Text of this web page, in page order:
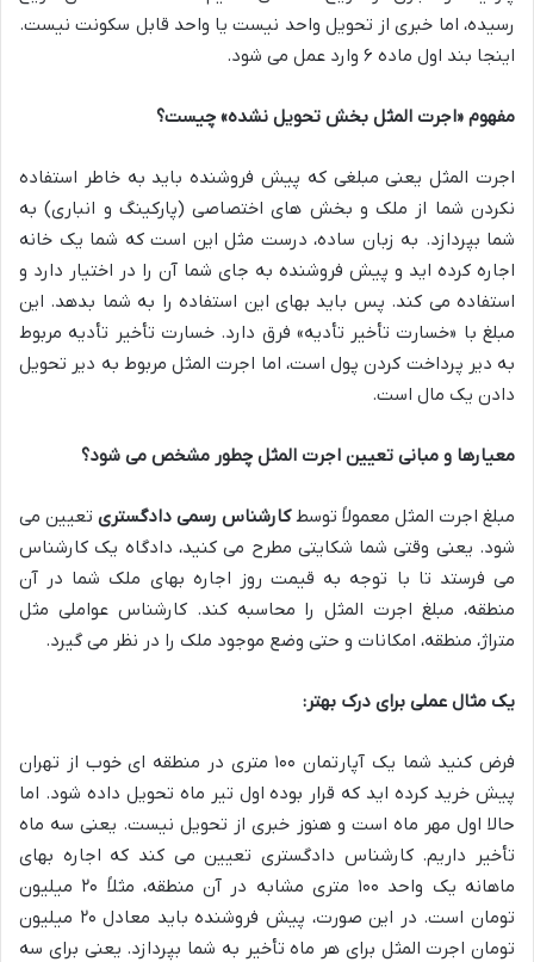
رسیده، اما خبری از تحویل واحد نیست یا واحد قابل سکونت نیست.
اینجا بند اول ماده ۶ وارد عمل می شود.
مفهوم «اجرت المثل بخش تحویل نشده» چیست؟
اجرت المثل یعنی مبلغی که پیش فروشنده باید به خاطر استفاده
نکردن شما از ملک و بخش های اختصاصی (پارکینگ و انباری) به
شما بپردازد. به زبان ساده، درست مثل این است که شما یک خانه
اجاره کرده اید و پیش فروشنده به جای شما آن را در اختیار دارد و
استفاده می کند. پس باید بهای این استفاده را به شما بدهد. این
مبلغ با «خسارت تأخیر تأدیه» فرق دارد. خسارت تأخیر تأدیه مربوط
به دیر پرداخت کردن پول است، اما اجرت المثل مربوط به دیر تحویل
دادن یک مال است.
معیارها و مبانی تعیین اجرت المثل چطور مشخص می شود؟
مبلغ اجرت المثل معمولاً توسطکارشناس رسمی دادگستری تعیین می
شود. یعنی وقتی شما شکایتی مطرح می کنید، دادگاه یک کارشناس
می فرستد تا با توجه به قیمت روز اجاره بهای ملک شما در آن
منطقه، مبلغ اجرت المثل را محاسبه کند. کارشناس عواملی مثل
متراژ، منطقه، امکانات و حتی وضع موجود ملک را در نظر می گیرد.
یک مثال عملی برای درک بهتر:
فرض کنید شما یک آپارتمان ۱۰۰ متری در منطقه ای خوب از تهران
پیش خرید کرده اید که قرار بوده اول تیر ماه تحویل داده شود. اما
حالا اول مهر ماه است و هنوز خبری از تحویل نیست. یعنی سه ماه
تأخیر داریم. کارشناس دادگستری تعیین می کند که اجاره بهای
ماهانه یک واحد ۱۰۰ متری مشابه در آن منطقه، مثلاً ۲۰ میلیون
تومان است. در این صورت، پیش فروشنده باید معادل ۲۰ میلیون
تومان اجرت المثل برای هر ماه تأخیر به شما بپردازد. یعنی برای سه